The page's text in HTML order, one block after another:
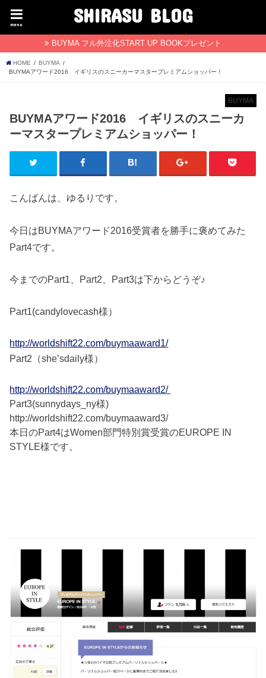
SHIRASU BLOG
menu
BUYMA フル外注化START UP BOOKプレゼント
HOME
BUYMA
BUYMAアワード2016 イギリスのスニーカーマスタープレミアムショッパー！
BUYMA
BUYMAアワード2016 イギリスのスニーカ
ーマスタープレミアムショッパー！
こんばんは、ゆるりです。
今日はBUYMAアワード2016受賞者を勝手に褒めてみた
Part4です。
今までのPart1、Part2、Part3は下からどうぞ♪
Part1(candylovecash様）
http://worldshift22.com/buymaaward1/‎
Part2（she’sdaily様）
http://worldshift22.com/buymaaward2/‎
Part3(sunnydays_ny様)
http://worldshift22.com/buymaaward3/
本日のPart4はWomen部門特別賞受賞のEUROPE IN
STYLE様です。